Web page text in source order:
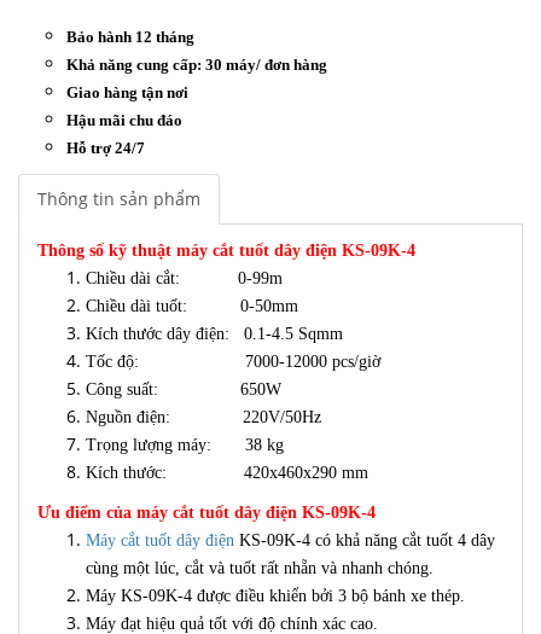
Bảo hành 12 tháng
Khả năng cung cấp: 30 máy/ đơn hàng
Giao hàng tận nơi
Hậu mãi chu đáo
Hỗ trợ 24/7
Thông tin sản phẩm
Thông số kỹ thuật máy cắt tuốt dây điện KS-09K-4
Chiều dài cắt: 0-99m
Chiều dài tuốt: 0-50mm
Kích thước dây điện: 0.1-4.5 Sqmm
Tốc độ: 7000-12000 pcs/giờ
Công suất: 650W
Nguồn điện: 220V/50Hz
Trọng lượng máy: 38 kg
Kích thước: 420x460x290 mm
Ưu điểm của máy cắt tuốt dây điện KS-09K-4
Máy cắt tuốt dây điện KS-09K-4 có khả năng cắt tuốt 4 dây
cùng một lúc, cắt và tuốt rất nhẵn và nhanh chóng.
Máy KS-09K-4 được điều khiển bởi 3 bộ bánh xe thép.
Máy đạt hiệu quả tốt với độ chính xác cao.